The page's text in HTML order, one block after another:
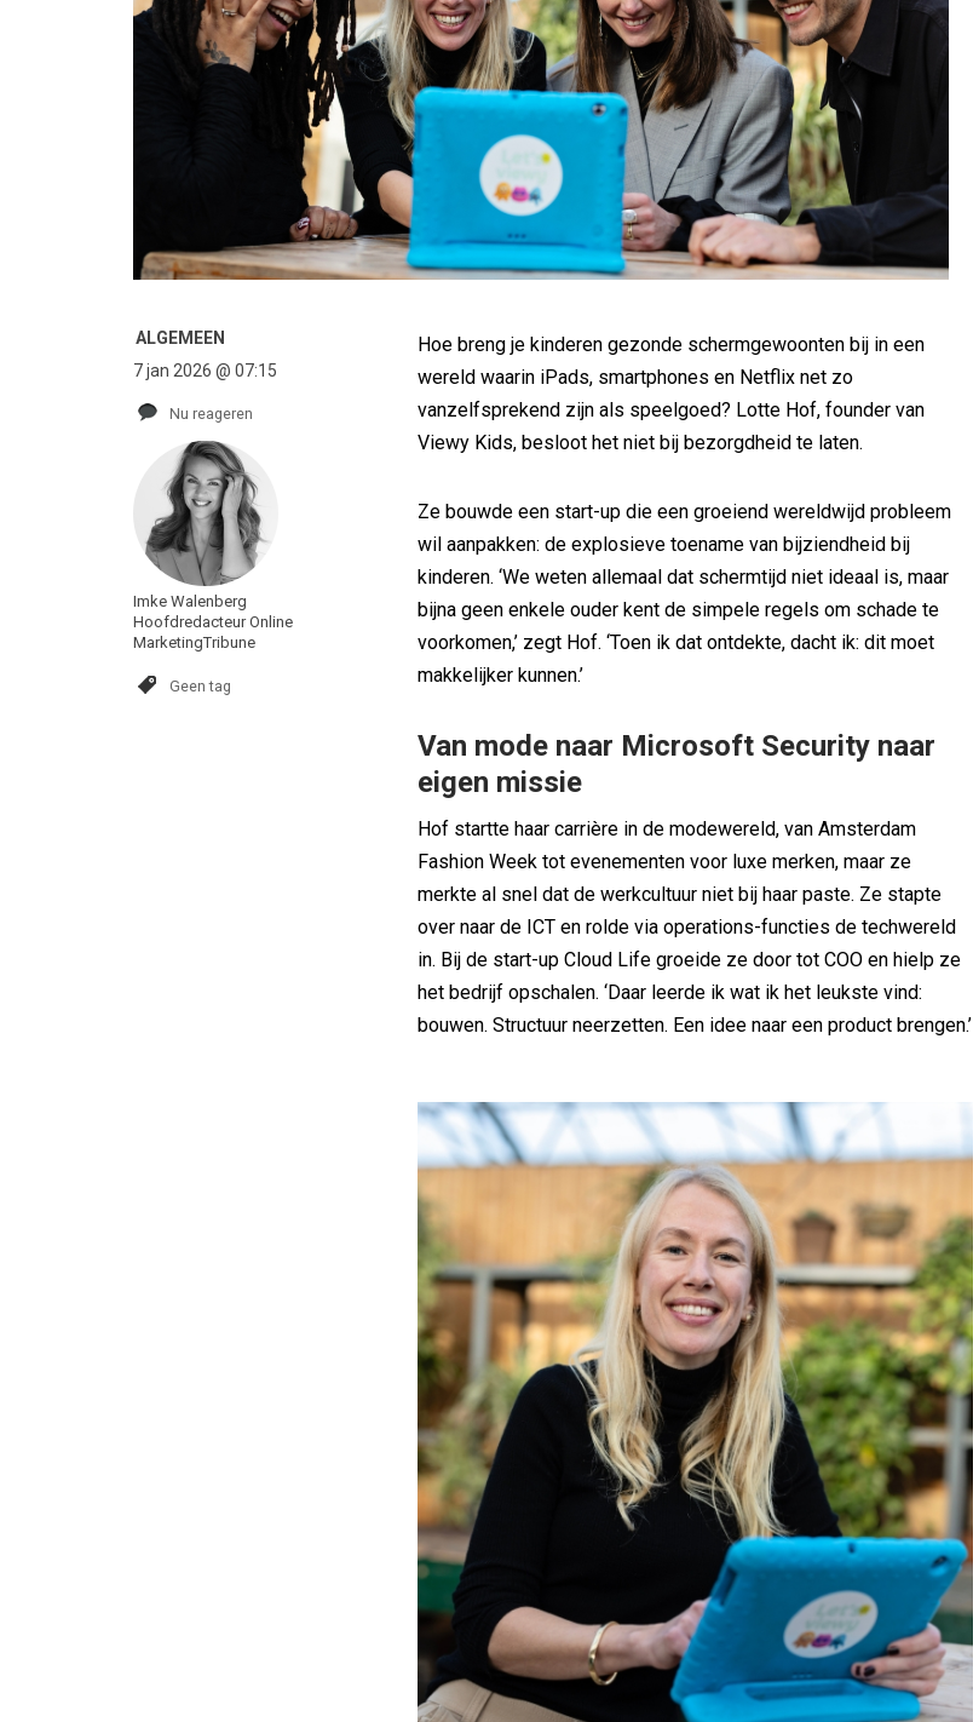
ALGEMEEN
7 jan 2026 @ 07:15
Nu reageren
Imke Walenberg
Hoofdredacteur Online
MarketingTribune
Geen tag
Hoe breng je kinderen gezonde schermgewoonten bij in een
wereld waarin iPads, smartphones en Netflix net zo
vanzelfsprekend zijn als speelgoed? Lotte Hof, founder van
Viewy Kids, besloot het niet bij bezorgdheid te laten.
Ze bouwde een start-up die een groeiend wereldwijd probleem
wil aanpakken: de explosieve toename van bijziendheid bij
kinderen. ‘We weten allemaal dat schermtijd niet ideaal is, maar
bijna geen enkele ouder kent de simpele regels om schade te
voorkomen,’ zegt Hof. ‘Toen ik dat ontdekte, dacht ik: dit moet
makkelijker kunnen.’
Van mode naar Microsoft Security naar
eigen missie
Hof startte haar carrière in de modewereld, van Amsterdam
Fashion Week tot evenementen voor luxe merken, maar ze
merkte al snel dat de werkcultuur niet bij haar paste. Ze stapte
over naar de ICT en rolde via operations-functies de techwereld
in. Bij de start-up Cloud Life groeide ze door tot COO en hielp ze
het bedrijf opschalen. ‘Daar leerde ik wat ik het leukste vind:
bouwen. Structuur neerzetten. Een idee naar een product brengen.’